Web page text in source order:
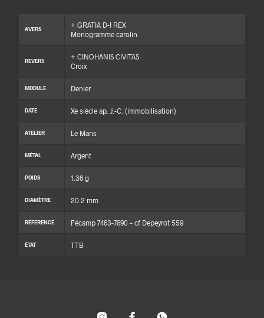
AVERS
+ GRATIA D-I REX
Monogramme carolin
REVERS
+ CINOHANIS CIVITAS
Croix
MODULE Denier
DATE Xe siècle ap. J.-C. (immobilisation)
ATELIER Le Mans
MÉTAL Argent
POIDS 1.36 g
DIAMÈTRE 20.2 mm
RÉFÉRENCE Fécamp 7463-7690 – cf Depeyrot 559
ÉTAT TTB